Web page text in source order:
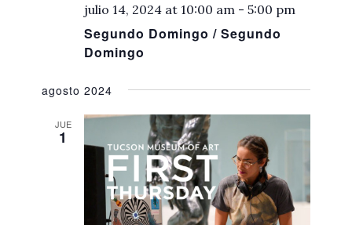
Segundo Domingo / Segundo
Domingo
julio 14, 2024 at 10:00 am -5:00 pm
agosto 2024
JUE
1